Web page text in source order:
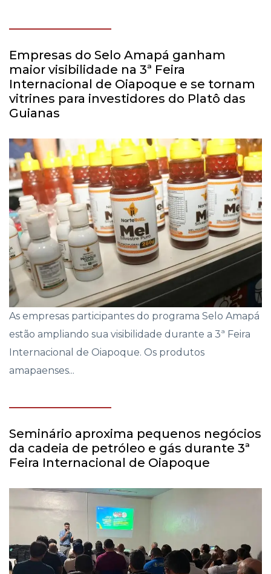
Empresas do Selo Amapá ganham
maior visibilidade na 3ª Feira
Internacional de Oiapoque e se tornam
vitrines para investidores do Platô das
Guianas
As empresas participantes do programa Selo Amapá
estão ampliando sua visibilidade durante a 3ª Feira
Internacional de Oiapoque. Os produtos
amapaenses...
Seminário aproxima pequenos negócios
da cadeia de petróleo e gás durante 3ª
Feira Internacional de Oiapoque